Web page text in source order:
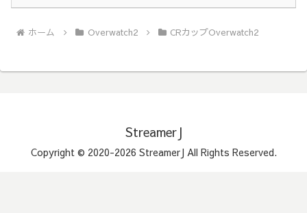
ホーム Overwatch2 CRカップOverwatch2
StreamerJ
Copyright © 2020-2026 StreamerJ All Rights Reserved.